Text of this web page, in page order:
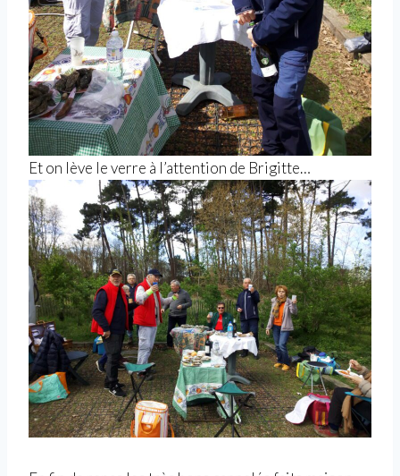
Et on lève le verre à l’attention de Brigitte…